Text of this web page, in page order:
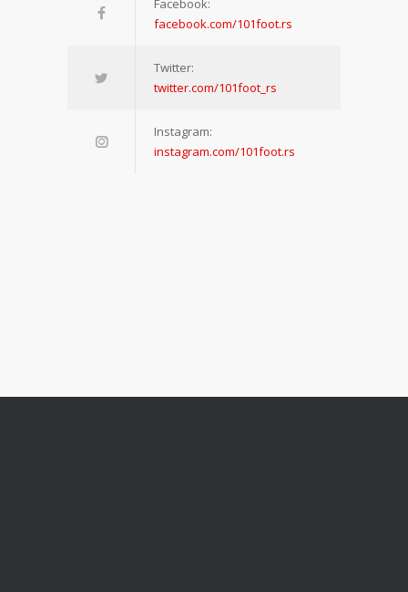
Facebook:
facebook.com/101foot.rs
Twitter:
twitter.com/101foot_rs
Instagram:
instagram.com/101foot.rs